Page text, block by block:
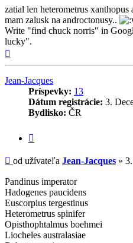
zatial len heterometrus xanthopus
mam zalusk na androctonusy..
Write "find chuck norris" in
lucky".
Jean-Jacques
Príspevky: 13
Dátum registrácie: 3.
Bydlisko: ČR
Príspevok
od užívateľa Jean-Jacques »
Pandinus imperator
Hadogenes paucidens
Euscorpius tergestinus
Heterometrus spinifer
Opisthophtalmus boehmei
Liocheles australasiae